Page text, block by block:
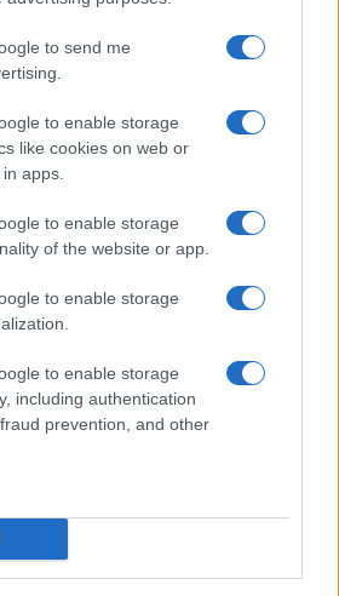
to send me
to enable storage
like cookies on web or
apps.
to enable storage
of the website or app.
to enable storage
to enable storage
including authentication
prevention, and other